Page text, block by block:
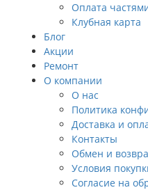
Оплата
Клубная карта
Блог
Акции
Ремонт
О компании
О нас
Политика
Доставка и
Контакты
Обмен и
Условия
Согласие на